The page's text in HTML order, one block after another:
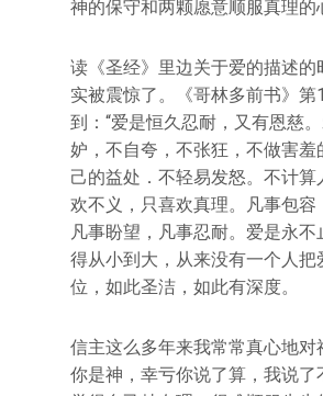
神的保守和两颗愿意顺服真理的
读《圣经》里边关于爱的描述的
实被震惊了。《哥林多前书》第
到：“爱是恒久忍耐，又有恩慈
妒，不自夸，不张狂，不做害羞
己的益处．不轻易发怒。不计算
欢不义，只喜欢真理。凡事包容
凡事盼望，凡事忍耐。爱是永不
得从小到大，从来没有一个人把
位，如此圣洁，如此有深度。
信主这么多年来我常常真心地对
你是神，幸亏你说了算，我说了